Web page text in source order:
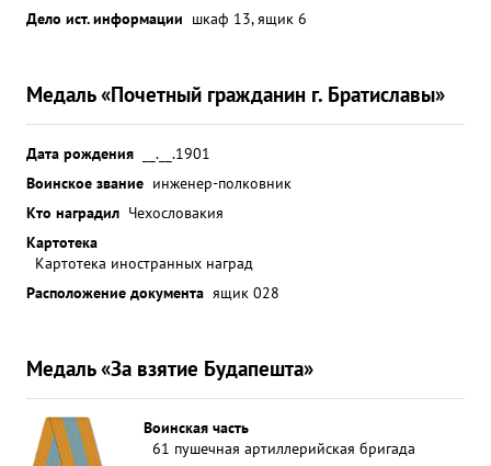
Дело ист. информации шкаф 13, ящик 6
Медаль «Почетный гражданин г. Братиславы»
Дата рождения
__.__.1901
Воинское звание инженер-полковник
Кто наградил Чехословакия
Картотека
Картотека иностранных наград
Расположение документа ящик 028
Медаль «За взятие Будапешта»
Воинская часть
61 пушечная артиллерийская бригада